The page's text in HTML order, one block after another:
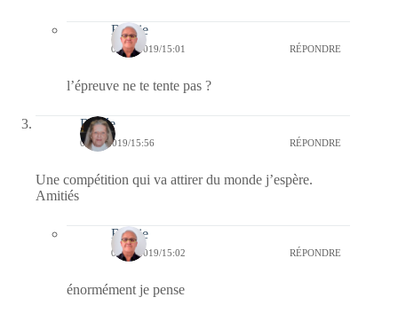
Bernie
05/08/2019/15:01 RÉPONDRE
l’épreuve ne te tente pas ?
Renée
04/08/2019/15:56 RÉPONDRE
Une compétition qui va attirer du monde j’espère.
Amitiés
Bernie
05/08/2019/15:02 RÉPONDRE
énormément je pense